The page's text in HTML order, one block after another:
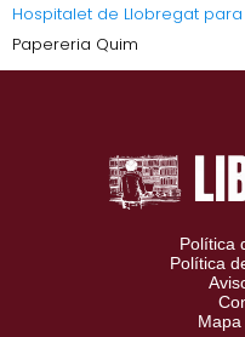
Hospitalet de Llobregat
Papereria Quim
Política
Política